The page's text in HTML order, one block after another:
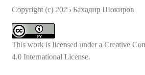
Copyright (c) 2025 Бахадир Шокиров
This work is licensed under a Creative
4.0 International License.